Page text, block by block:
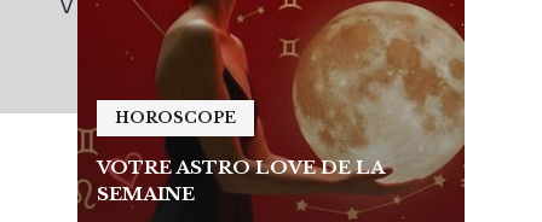
HOROSCOPE
VOTRE ASTRO LOVE DE LA
SEMAINE